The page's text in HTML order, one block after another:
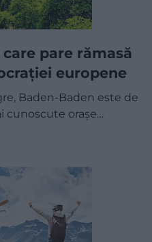
pare rămasă
europene
Baden-Baden este de
cunoscute orașe…